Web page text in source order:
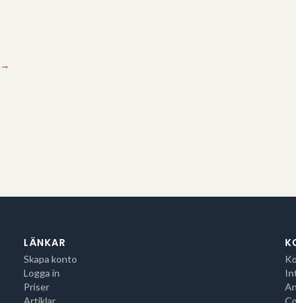
→
LÄNKAR
Skapa konto
Logga in
Priser
Artiklar